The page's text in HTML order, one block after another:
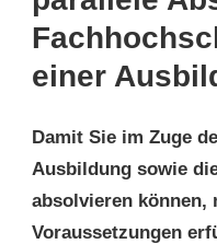
einer
Damit Sie im Zuge
Ausbildung sowie
absolvieren können,
Voraussetzungen